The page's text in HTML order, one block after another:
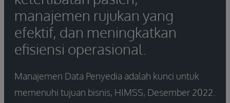
manajemen rujukan yang
efektif, dan meningkatkan
efisiensi operasional.
Manajemen Data Penyedia adalah kunci untuk
memenuhi tujuan bisnis, HIMSS, Desember 2022.